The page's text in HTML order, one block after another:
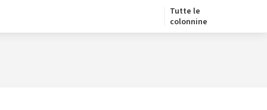
Tutte le
colonnine